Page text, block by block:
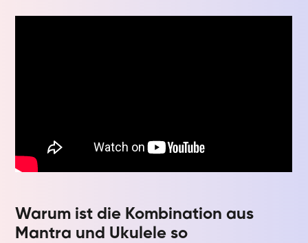
Warum ist die Kombination aus
Mantra und Ukulele so